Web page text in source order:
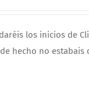
los inicios de
hecho no estabais